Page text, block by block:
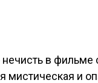
в фильме
мистическая и